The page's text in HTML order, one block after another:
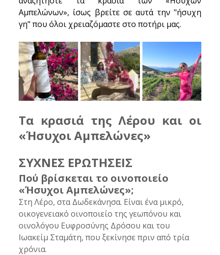
Αμπελώνων», ίσως βρείτε σε αυτά την "ήσυχη
γη" που όλοι χρειαζόμαστε στο ποτήρι μας.
Τα κρασιά της Λέρου και οι
«Ήσυχοι Αμπελώνες»
ΣΥΧΝΕΣ ΕΡΩΤΗΣΕΙΣ
Πού βρίσκεται το οινοποιείο
«Ήσυχοι Αμπελώνες»;
Στη Λέρο, στα Δωδεκάνησα. Είναι ένα μικρό,
οικογενειακό οινοποιείο της γεωπόνου και
οινολόγου Ευφροσύνης Δρόσου και του
Ιωακείμ Σταμάτη, που ξεκίνησε πριν από τρία
χρόνια.